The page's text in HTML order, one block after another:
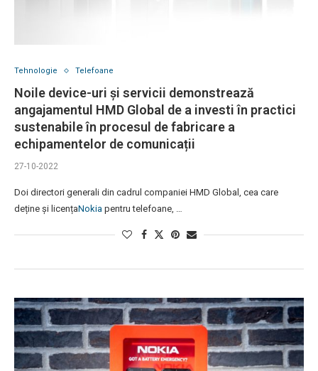
Tehnologie Telefoane
Noile device-uri și servicii demonstrează
angajamentul HMD Global de a investi în practici
sustenabile în procesul de fabricare a
echipamentelor de comunicații
27-10-2022
Doi directori generali din cadrul companiei HMD Global, cea care
deține și licențaNokia pentru telefoane, …